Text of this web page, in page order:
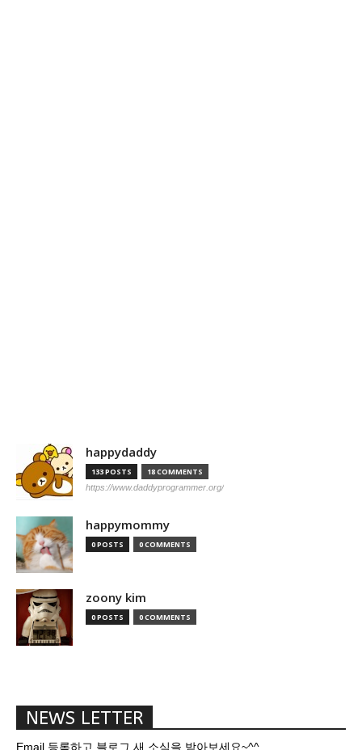
happydaddy
133 POSTS 18 COMMENTS
https://www.daddyprogrammer.org/
happymommy
0 POSTS 0 COMMENTS
zoony kim
0 POSTS 0 COMMENTS
NEWS LETTER
Email 등록하고 블로그 새 소식을 받아보세요~^^